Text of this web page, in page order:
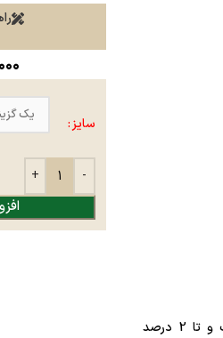
جنس پارچه لینن درصد الیاف طبیعی بالاست و تا 2 درصد
سایز